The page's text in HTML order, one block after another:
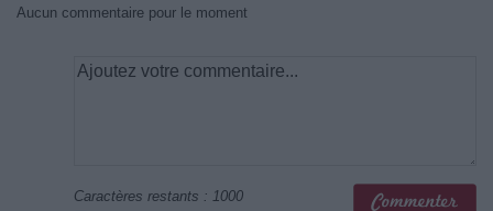
Aucun commentaire pour le moment
Caractères restants : 1000